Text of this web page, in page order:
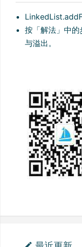
按「解法」中
与溢出。